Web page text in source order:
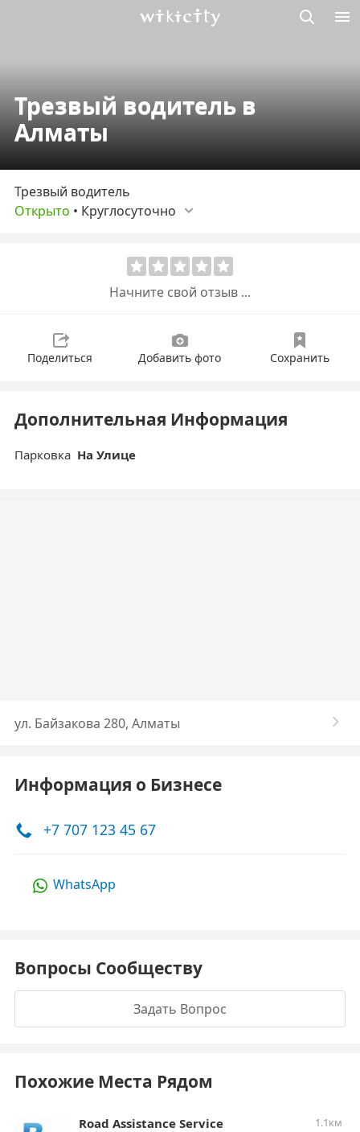
Трезвый водитель в
Алматы
Трезвый водитель
Открыто • Круглосуточно
Начните свой отзыв ...
Поделиться Добавить фото Сохранить
Дополнительная Информация
Парковка На Улице
ул. Байзакова 280, Алматы
Информация о Бизнесе
+7 707 123 45 67
WhatsApp
Вопросы Сообществу
Задать Вопрос
Похожие Места Рядом
Road Assistance Service
1.1км